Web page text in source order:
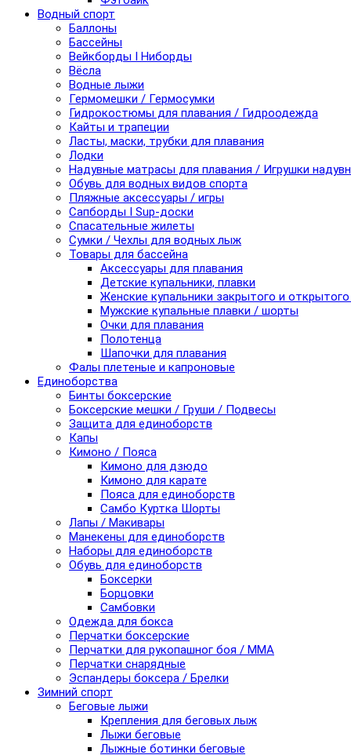
Водный спорт
Баллоны
Бассейны
Вейкборды I Ниборды
Вёсла
Водные лыжи
Гермомешки / Гермосумки
Гидрокостюмы для плавания / Гидроодежда
Кайты и трапеции
Ласты, маски, трубки для плавания
Лодки
Надувные матрасы для плавания / Игрушки
Обувь для водных видов спорта
Пляжные аксессуары / игры
Сапборды I Sup-доски
Спасательные жилеты
Сумки / Чехлы для водных лыж
Товары для бассейна
Аксессуары для плавания
Детские купальники, плавки
Женские купальники закрытого и
Мужские купальные плавки / шорты
Очки для плавания
Полотенца
Шапочки для плавания
Фалы плетеные и капроновые
Единоборства
Бинты боксерские
Боксерские мешки / Груши / Подвесы
Защита для единоборств
Капы
Кимоно / Пояса
Кимоно для дзюдо
Кимоно для карате
Пояса для единоборств
Самбо Куртка Шорты
Лапы / Макивары
Манекены для единоборств
Наборы для единоборств
Обувь для единоборств
Боксерки
Борцовки
Самбовки
Одежда для бокса
Перчатки боксерские
Перчатки для рукопашног боя / ММА
Перчатки снарядные
Эспандеры боксера / Брелки
Зимний спорт
Беговые лыжи
Крепления для беговых лыж
Лыжи беговые
Лыжные ботинки беговые